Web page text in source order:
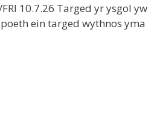
10.7.26 Targed yr ysgol yw
ein targed wythnos yma